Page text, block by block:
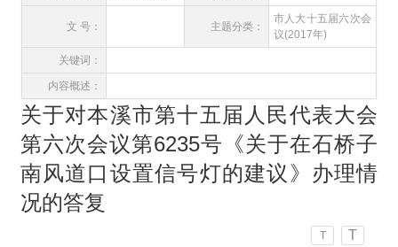
文 号： 主题分类：
市人大十五届六次会
议(2017年)
关键词：
内容概述：
关于对本溪市第十五届人民代表大会
第六次会议第6235号《关于在石桥子
南风道口设置信号灯的建议》办理情
况的答复
T T